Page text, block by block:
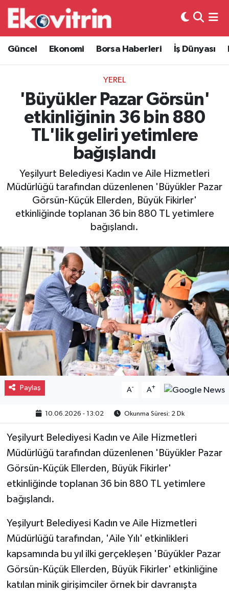
Güncel Ekonomi Borsa Haberleri İş Dünyası
YEREL
'Büyükler Pazar Görsün'
etkinliğinin 36 bin 880
TL'lik geliri yetimlere
bağışlandı
Yeşilyurt Belediyesi Kadın ve Aile Hizmetleri
Müdürlüğü tarafından düzenlenen 'Büyükler Pazar
Görsün-Küçük Ellerden, Büyük Fikirler'
etkinliğinde toplanan 36 bin 880 TL yetimlere
bağışlandı.
Paylaş A- A+
10.06.2026 - 13:02 Okunma Süresi: 2 Dk
Yeşilyurt Belediyesi Kadın ve Aile Hizmetleri
Müdürlüğü tarafından düzenlenen 'Büyükler Pazar
Görsün-Küçük Ellerden, Büyük Fikirler'
etkinliğinde toplanan 36 bin 880 TL yetimlere
bağışlandı.
Yeşilyurt Belediyesi Kadın ve Aile Hizmetleri
Müdürlüğü tarafından, 'Aile Yılı' etkinlikleri
kapsamında bu yıl ilki gerçekleşen 'Büyükler Pazar
Görsün-Küçük Ellerden, Büyük Fikirler' etkinliğine
katılan minik girişimciler örnek bir davranışta
Güncel
Ekonomi
Borsa Haberleri
İş Dünyası
Lojistik
Otovitrin
Asayiş
Magazin
Gayrimenkul
Spor
Eğitim
Hava Durumu
Trafik Durumu
Süper Lig Puan Durumu ve Fikstür
Tüm Manşetler
Son Dakika Haberleri
Haber Arşivi